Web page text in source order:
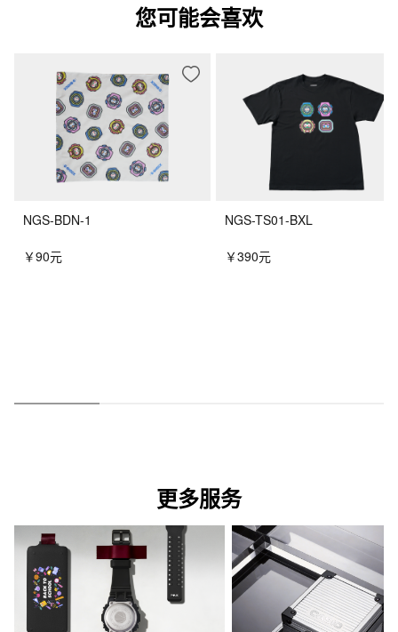
您可能会喜欢
NGS-BDN-1
￥90元
NGS-TS01-BXL
￥390元
更多服务